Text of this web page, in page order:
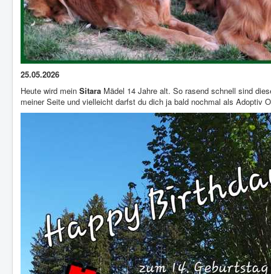
25.05.2026
Heute wird mein Sitara Mädel 14 Jahre alt. So rasend schnell sind
meiner Seite und vielleicht darfst du dich ja bald nochmal als Adoptiv